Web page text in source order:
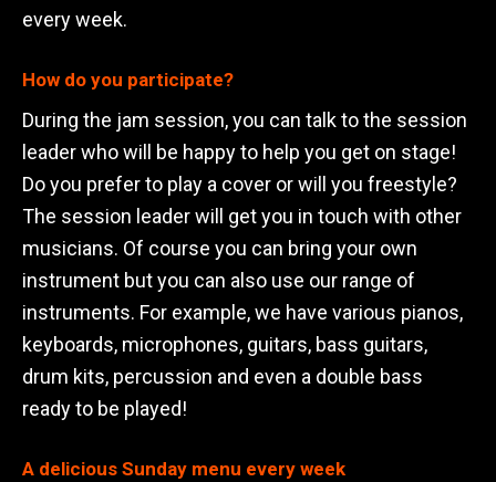
every week.
How do you participate?
During the jam session, you can talk to the session
leader who will be happy to help you get on stage!
Do you prefer to play a cover or will you freestyle?
The session leader will get you in touch with other
musicians. Of course you can bring your own
instrument but you can also use our range of
instruments. For example, we have various pianos,
keyboards, microphones, guitars, bass guitars,
drum kits, percussion and even a double bass
ready to be played!
A delicious Sunday menu every week